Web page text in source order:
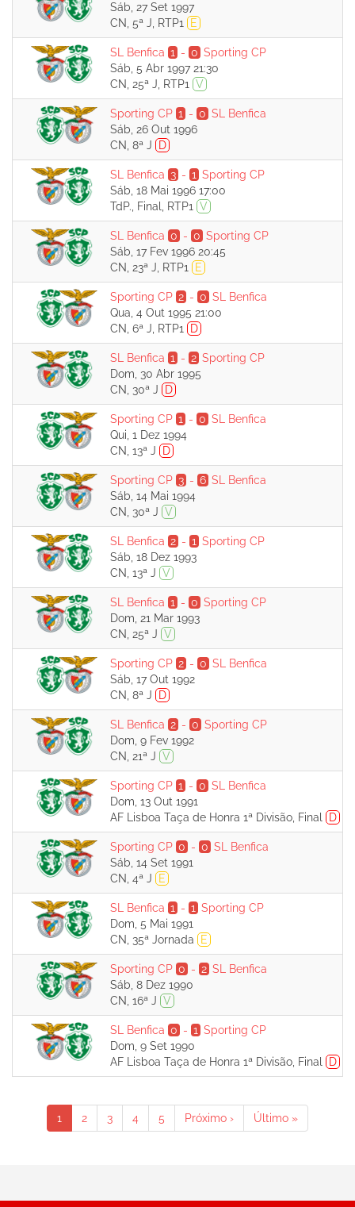
Sáb, 27 Set 1997
CN, 5ª J, RTP1
E
SL Benfica 1 - 0 Sporting CP
Sáb, 5 Abr 1997 21:30
CN, 25ª J, RTP1
V
Sporting CP 1 - 0 SL Benfica
Sáb, 26 Out 1996
CN, 8ª J
D
SL Benfica 3 - 1 Sporting CP
Sáb, 18 Mai 1996 17:00
TdP., Final, RTP1
V
SL Benfica 0 - 0 Sporting CP
Sáb, 17 Fev 1996 20:45
CN, 23ª J, RTP1
E
Sporting CP 2 - 0 SL Benfica
Qua, 4 Out 1995 21:00
CN, 6ª J, RTP1
D
SL Benfica 1 - 2 Sporting CP
Dom, 30 Abr 1995
CN, 30ª J
D
Sporting CP 1 - 0 SL Benfica
Qui, 1 Dez 1994
CN, 13ª J
D
Sporting CP 3 - 6 SL Benfica
Sáb, 14 Mai 1994
CN, 30ª J V
SL Benfica 2 - 1 Sporting CP
Sáb, 18 Dez 1993
CN, 13ª J V
SL Benfica 1 - 0 Sporting CP
Dom, 21 Mar 1993
CN, 25ª J V
Sporting CP 2 - 0 SL Benfica
Sáb, 17 Out 1992
CN, 8ª J
D
SL Benfica 2 - 0 Sporting CP
Dom, 9 Fev 1992
CN, 21ª J V
Sporting CP 1 - 0 SL Benfica
Dom, 13 Out 1991
AF Lisboa Taça de Honra 1ª Divisão, Final
D
Sporting CP 0 - 0 SL Benfica
Sáb, 14 Set 1991
CN, 4ª J
E
SL Benfica 1 - 1 Sporting CP
Dom, 5 Mai 1991
CN, 35ª Jornada
E
Sporting CP 0 - 2 SL Benfica
Sáb, 8 Dez 1990
CN, 16ª J V
SL Benfica 0 - 1 Sporting CP
Dom, 9 Set 1990
AF Lisboa Taça de Honra 1ª Divisão, Final
D
Paginação
Página
atual
1 Page
2 Page
3 Page
4 Page
5
Próxima
página
Próximo ›
Última
página
Último »